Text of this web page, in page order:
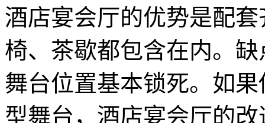
酒店宴会厅的优势是配
椅、茶歇都包含在内。
舞台位置基本锁死。如
型舞台，酒店宴会厅的